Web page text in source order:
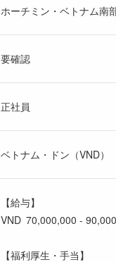
ホーチミン・ベトナム南
要確認
正社員
ベトナム・ドン（VND
【給与】
VND 70,000,000 -
【福利厚生・手当】